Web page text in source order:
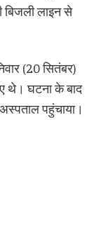
बिजली लाइन से
(20 सितंबर)
थे। घटना के बाद
पहुंचाया।